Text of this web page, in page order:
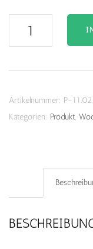
Symbole
Standfuss
Aufstellen
Menge
Artikelnummer: P-
Kategorien: Produkt,